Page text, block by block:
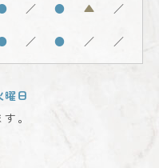
／ ● ▲ ／
／ ● ／ ／
日
。